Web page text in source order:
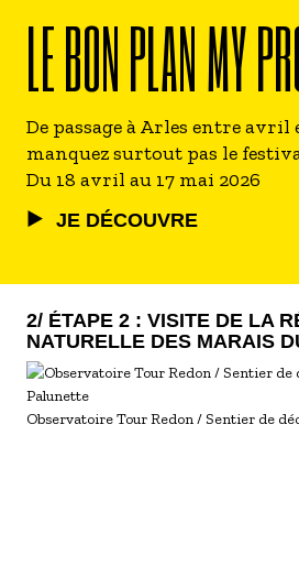
LE BON PLAN MY
De passage à Arles entre avril
manquez surtout pas le
Du 18 avril au 17 mai 2026
JE DÉCOUVRE
2/ ÉTAPE 2 : VISITE DE LA
NATURELLE DES MARAIS
Observatoire Tour Redon / Sentier de